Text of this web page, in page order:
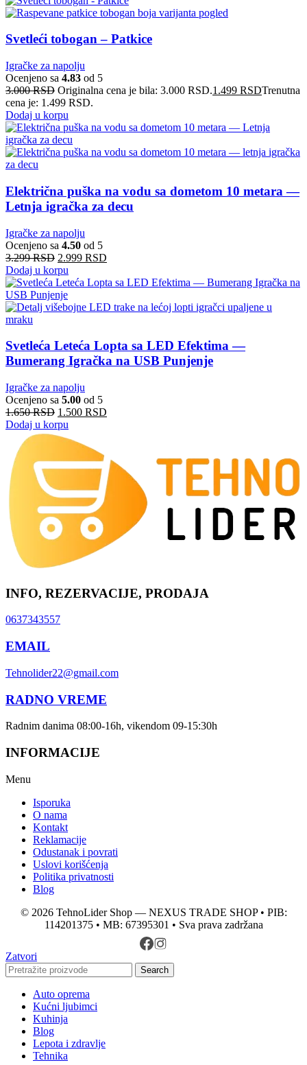
Svetleći tobogan – Patkice
Igračke za napolju
Ocenjeno sa 4.83 od 5
3.000RSD Originalna cena je bila: 3.000 RSD.1.499 RSDTrenutna
cena je: 1.499 RSD.
Dodaj u korpu
Električna puška na vodu sa dometom 10 metara —
Letnja igračka za decu
Igračke za napolju
Ocenjeno sa 4.50 od 5
3.299RSD 2.999 RSD
Dodaj u korpu
Svetleća Leteća Lopta sa LED Efektima —
Bumerang Igračka na USB Punjenje
Igračke za napolju
Ocenjeno sa 5.00 od 5
1.650RSD 1.500 RSD
Dodaj u korpu
INFO, REZERVACIJE, PRODAJA
0637343557
EMAIL
Tehnolider22@gmail.com
RADNO VREME
Radnim danima 08:00-16h, vikendom 09-15:30h
INFORMACIJE
Menu
Isporuka
O nama
Kontakt
Reklamacije
Odustanak i povrati
Uslovi korišćenja
Politika privatnosti
Blog
© 2026 TehnoLider Shop — NEXUS TRADE SHOP • PIB:
114201375 • MB: 67395301 • Sva prava zadržana
Zatvori
Search
Auto oprema
Kućni ljubimci
Kuhinja
Blog
Lepota i zdravlje
Tehnika